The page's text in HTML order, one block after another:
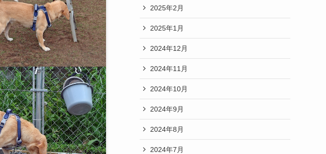
2025年2月
2025年1月
2024年12月
2024年11月
2024年10月
2024年9月
2024年8月
2024年7月